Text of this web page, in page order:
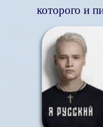
которого и